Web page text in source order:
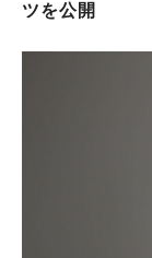
ツを公開